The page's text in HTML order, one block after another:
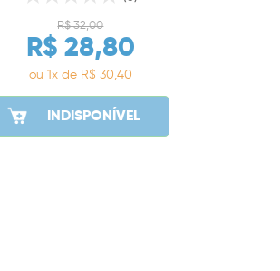
R$ 32,00
R$ 28,80
ou 1x de R$ 30,40
INDISPONÍVEL